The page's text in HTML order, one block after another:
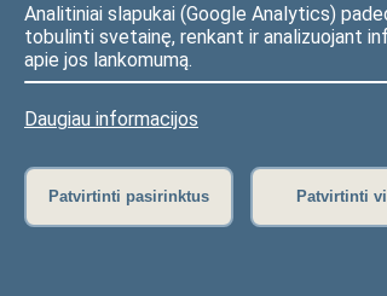
Analitiniai slapukai (Google Analytics)
tobulinti svetainę, renkant ir analizuojant
apie jos lankomumą.
Daugiau informacijos
Patvirtinti pasirinktus Patvirtinti
Pradžia>Seimo posėdžiai>
Seimo rytinis
Garso įrašas
Eiga nebuvo vedama.